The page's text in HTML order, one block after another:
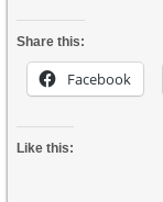
Share this:
Facebook
Like this: